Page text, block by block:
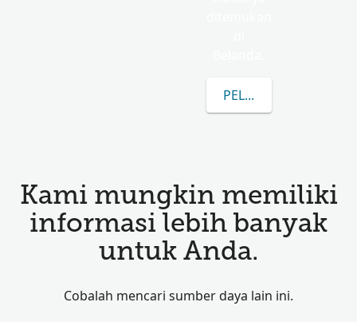
PELAJARI LEBIH
Kami mungkin memiliki
informasi lebih banyak
untuk Anda.
Cobalah mencari sumber daya lain ini.